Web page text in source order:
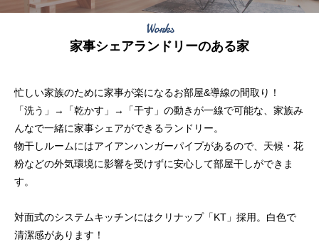
Works
家事シェアランドリーのある家
忙しい家族のために家事が楽になるお部屋&導線の間取り！
「洗う」→「乾かす」→「干す」の動きが一線で可能な、家族み
んなで一緒に家事シェアができるランドリー。
物干しルームにはアイアンハンガーパイプがあるので、天候・花
粉などの外気環境に影響を受けずに安心して部屋干しができま
す。
対面式のシステムキッチンにはクリナップ「KT」採用。白色で
清潔感があります！